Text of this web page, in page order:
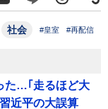
社会 #皇室 #再配信
た…｢走るほど大
近平の大誤算